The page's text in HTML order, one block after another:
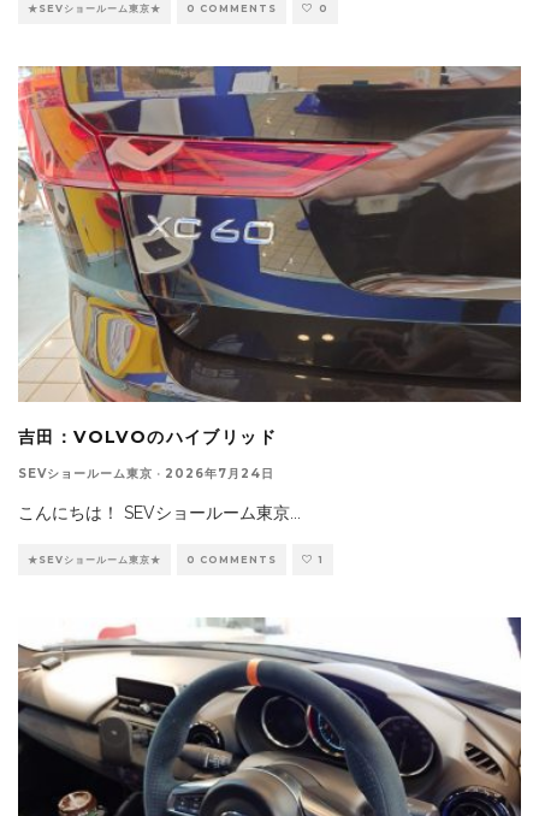
★SEVショールーム東京★ 0 COMMENTS 0
吉田：VOLVOのハイブリッド
SEVショールーム東京 · 2026年7月24日
こんにちは！ SEVショールーム東京
★SEVショールーム東京★ 0 COMMENTS 1